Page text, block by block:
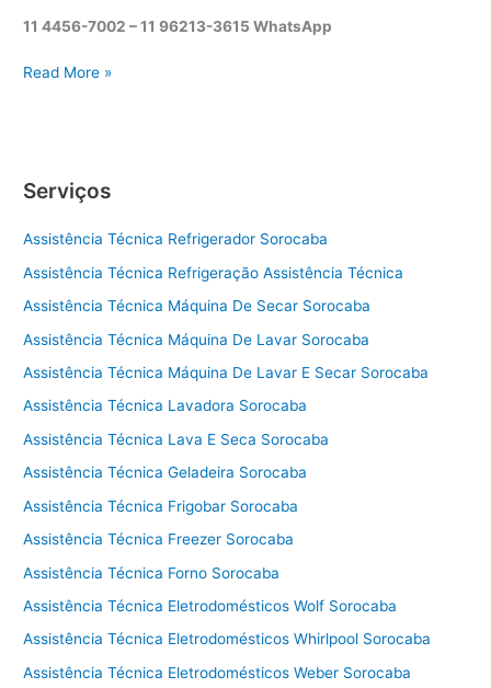
11 4456-7002 – 11 96213-3615 WhatsApp
A
t
n
c
a
t
n
a
f
ã
o
e
c
Read More »
Serviços
Assistência Técnica Refrigerador Sorocaba
Assistência Técnica Refrigeração Assistência Técnica
Assistência Técnica Máquina De Secar Sorocaba
Assistência Técnica Máquina De Lavar Sorocaba
Assistência Técnica Máquina De Lavar E Secar Sorocaba
Assistência Técnica Lavadora Sorocaba
Assistência Técnica Lava E Seca Sorocaba
Assistência Técnica Geladeira Sorocaba
Assistência Técnica Frigobar Sorocaba
Assistência Técnica Freezer Sorocaba
Assistência Técnica Forno Sorocaba
Assistência Técnica Eletrodomésticos Wolf Sorocaba
Assistência Técnica Eletrodomésticos Whirlpool Sorocaba
Assistência Técnica Eletrodomésticos Weber Sorocaba